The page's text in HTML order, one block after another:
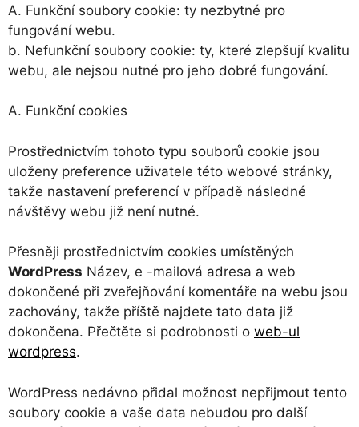
A. Funkční soubory cookie: ty nezbytné pro
fungování webu.
b. Nefunkční soubory cookie: ty, které zlepšují kvalitu
webu, ale nejsou nutné pro jeho dobré fungování.
A. Funkční cookies
Prostřednictvím tohoto typu souborů cookie jsou
uloženy preference uživatele této webové stránky,
takže nastavení preferencí v případě následné
návštěvy webu již není nutné.
Přesněji prostřednictvím cookies umístěných
WordPress Název, e -mailová adresa a web
dokončené při zveřejňování komentáře na webu jsou
zachovány, takže příště najdete tato data již
dokončena. Přečtěte si podrobnosti o web-ul
wordpress.
WordPress nedávno přidal možnost nepřijmout tento
soubory cookie a vaše data nebudou pro další